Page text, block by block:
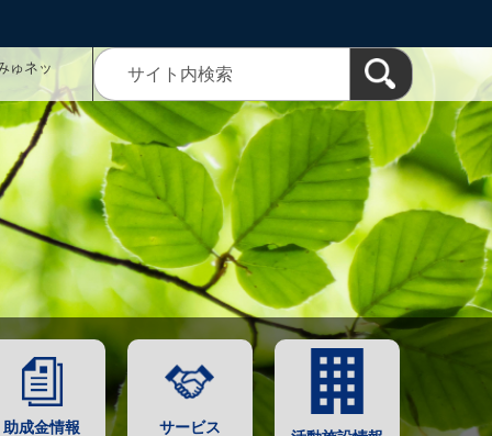
ゅネッ
助成金情報 サービス